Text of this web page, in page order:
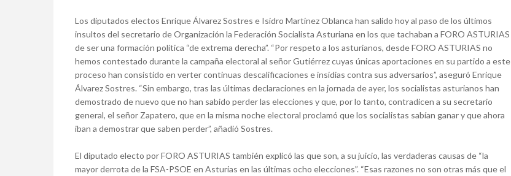
Los diputados electos Enrique Álvarez Sostres e Isidro Martínez Oblanca han salido hoy al paso de los últimos
insultos del secretario de Organización la Federación Socialista Asturiana en los que tachaban a FORO ASTURIAS
de ser una formación política “de extrema derecha”. “Por respeto a los asturianos, desde FORO ASTURIAS no
hemos contestado durante la campaña electoral al señor Gutiérrez cuyas únicas aportaciones en su partido a este
proceso han consistido en verter continuas descalificaciones e insidias contra sus adversarios”, aseguró Enrique
Álvarez Sostres. “Sin embargo, tras las últimas declaraciones en la jornada de ayer, los socialistas asturianos han
demostrado de nuevo que no han sabido perder las elecciones y que, por lo tanto, contradicen a su secretario
general, el señor Zapatero, que en la misma noche electoral proclamó que los socialistas sabían ganar y que ahora
iban a demostrar que saben perder”, añadió Sostres.
El diputado electo por FORO ASTURIAS también explicó las que son, a su juicio, las verdaderas causas de “la
mayor derrota de la FSA-PSOE en Asturias en las últimas ocho elecciones”. “Esas razones no son otras más que el